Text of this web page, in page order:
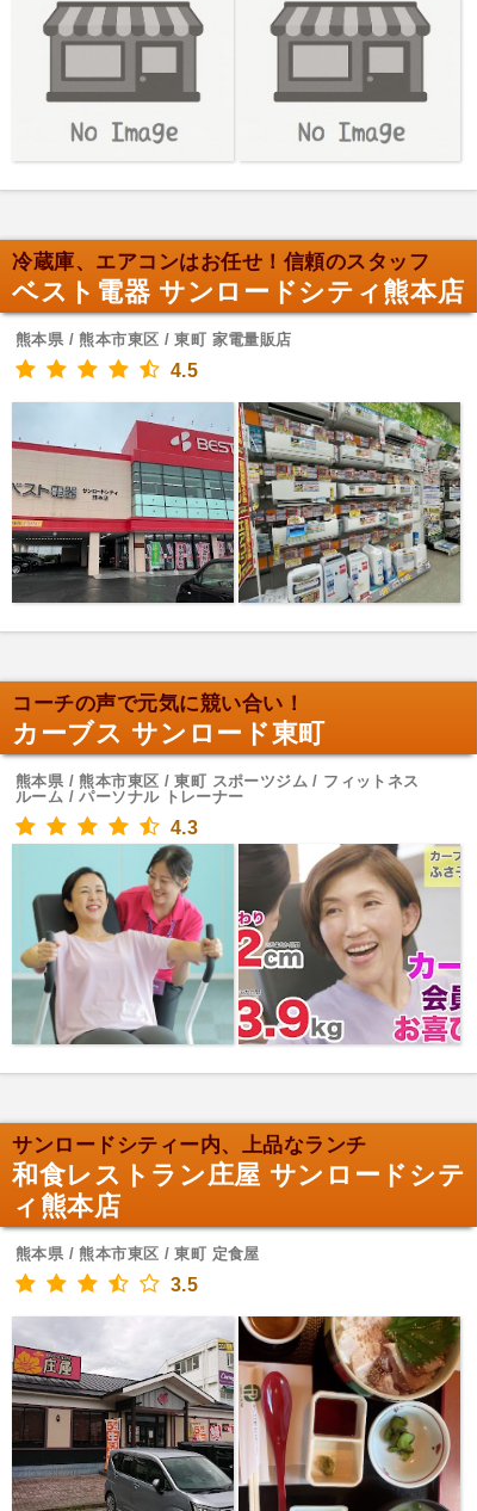
冷蔵庫、エアコンはお任せ！信頼のスタッフ
ベスト電器 サンロードシティ熊本店
熊本県 / 熊本市東区 / 東町 家電量販店
4.5
コーチの声で元気に競い合い！
カーブス サンロード東町
熊本県 / 熊本市東区 / 東町 スポーツジム / フィットネス
ルーム / パーソナル トレーナー
4.3
サンロードシティー内、上品なランチ
和食レストラン庄屋 サンロードシテ
ィ熊本店
熊本県 / 熊本市東区 / 東町 定食屋
3.5